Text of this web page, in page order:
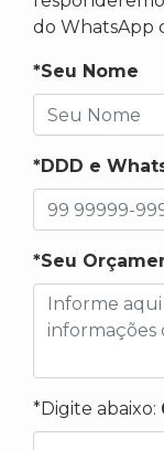
do WhatsApp
*Seu Nome
*DDD e
*Seu
*Digite abaixo: